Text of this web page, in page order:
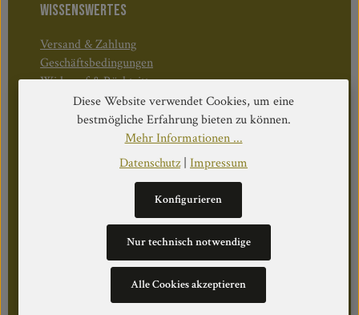
WISSENSWERTES
Versand & Zahlung
Geschäftsbedingungen
Widerruf & Rücktritt
Öffnungszeiten:
Mo–Do: 08:30–17:00 Uhr
Fr: 08:30–12:30 Uhr
Diese Website verwendet Cookies, um eine
bestmögliche Erfahrung bieten zu können.
Mehr Informationen ...
Datenschutz| Impressum
Nur technisch notwendige
Konfigurieren
Alle Cookies akzeptieren